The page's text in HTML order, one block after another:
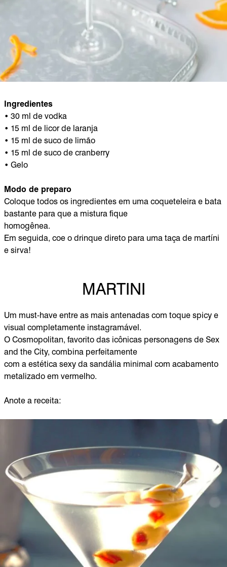
Ingredientes
• 30 ml de vodka
• 15 ml de licor de laranja
• 15 ml de suco de limão
• 15 ml de suco de cranberry
• Gelo
Modo de preparo
Coloque todos os ingredientes em uma coqueteleira e bata
bastante para que a mistura fique
homogênea.
Em seguida, coe o drinque direto para uma taça de martíni
e sirva!
MARTINI
Um must-have entre as mais antenadas com toque spicy e
visual completamente instagramável.
O Cosmopolitan, favorito das icônicas personagens de Sex
and the City, combina perfeitamente
com a estética sexy da sandália minimal com acabamento
metalizado em vermelho.
Anote a receita: